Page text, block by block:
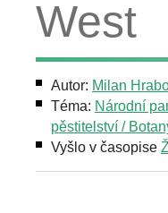
West
Autor: Milan
Téma: Národní
pěstitelství /
Vyšlo v časopise